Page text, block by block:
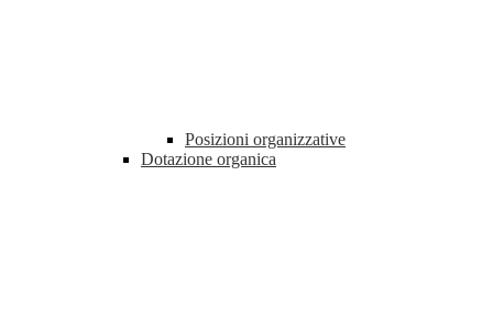
Posizioni organizzative
Dotazione organica